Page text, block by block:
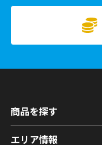
商品を探す
エリア情報